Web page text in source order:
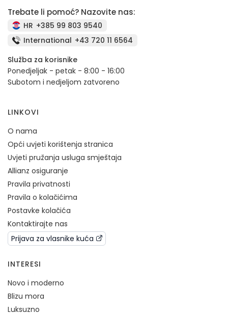
Trebate li pomoć? Nazovite nas:
HR +385 99 803 9540
International +43 720 11 6564
Služba za korisnike
Ponedjeljak - petak - 8:00 - 16:00
Subotom i nedjeljom zatvoreno
LINKOVI
O nama
Opći uvjeti korištenja stranica
Uvjeti pružanja usluga smještaja
Allianz osiguranje
Pravila privatnosti
Pravila o kolačićima
Postavke kolačića
Kontaktirajte nas
Prijava za vlasnike kuća
INTERESI
Novo i moderno
Blizu mora
Luksuzno